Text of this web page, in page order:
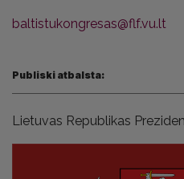
baltistukongresas@flf.vu.lt
Publiski atbalsta:
Lietuvas Republikas